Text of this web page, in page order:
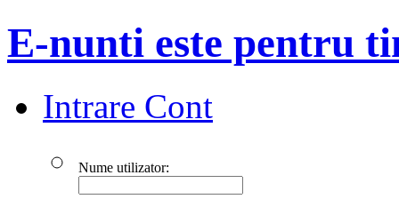
E-nunti este pentru
Intrare Cont
Nume utilizator: